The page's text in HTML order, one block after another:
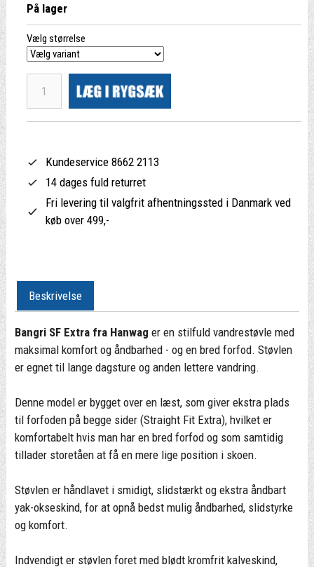
På lager
Vælg størrelse
Kundeservice 8662 2113
14 dages fuld returret
Fri levering til valgfrit afhentningssted i Danmark ved
køb over 499,-
Beskrivelse
Bangri SF Extra fra Hanwag er en stilfuld vandrestøvle med
maksimal komfort og åndbarhed - og en bred forfod. Støvlen
er egnet til lange dagsture og anden lettere vandring.
Denne model er bygget over en læst, som giver ekstra plads
til forfoden på begge sider (Straight Fit Extra), hvilket er
komfortabelt hvis man har en bred forfod og som samtidig
tillader storetåen at få en mere lige position i skoen.
Støvlen er håndlavet i smidigt, slidstærkt og ekstra åndbart
yak-okseskind, for at opnå bedst mulig åndbarhed, slidstyrke
og komfort.
Indvendigt er støvlen foret med blødt kromfrit kalveskind,